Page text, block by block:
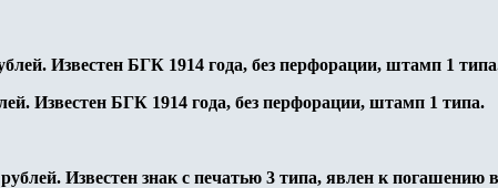
Известен БГК 1914 года, без перфорации, штамп 1
Известен БГК 1914 года, без перфорации, штамп 1 типа.
Известен знак с печатью 3 типа, явлен к погашению